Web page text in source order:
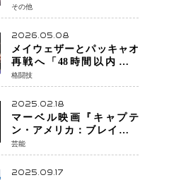
へ！ 豪州での挑戦を糧に、
28年ロサンゼルス五輪へ再
始動
その他
2026.05.08
メイウェザーとパッキャオ
再戦へ「48時間以内に決
着」公式戦かエキシビショ
ンか混迷続く
格闘技
2025.02.18
マーベル映画『キャプテ
ン・アメリカ：ブレイブ・
ニュー・ワールド』 新ブラ
ック・ウィドウ役のシラ・
ハースとは！？
芸能
2025.09.17